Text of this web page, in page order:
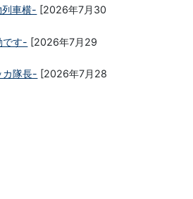
車横- [2026年7月30
です- [2026年7月29
カ隊長- [2026年7月28